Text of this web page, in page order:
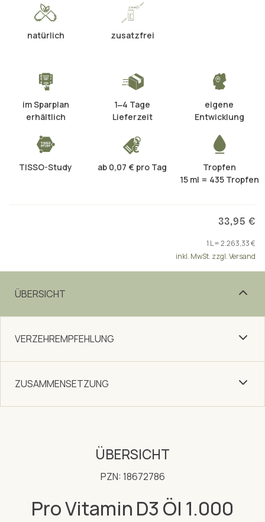
natürlich zusatzfrei
im Sparplan
erhältlich
1‒4 Tage
Lieferzeit
eigene
Entwicklung
TISSO-Study ab 0,07 € pro Tag
Tropfen
15 ml = 435 Tropfen
33,95 €
1 L = 2.263,33 €
inkl. MwSt. zzgl. Versand
ÜBERSICHT
VERZEHREMPFEHLUNG
ZUSAMMENSETZUNG
ÜBERSICHT
PZN: 18672786
Pro Vitamin D3 Öl 1.000